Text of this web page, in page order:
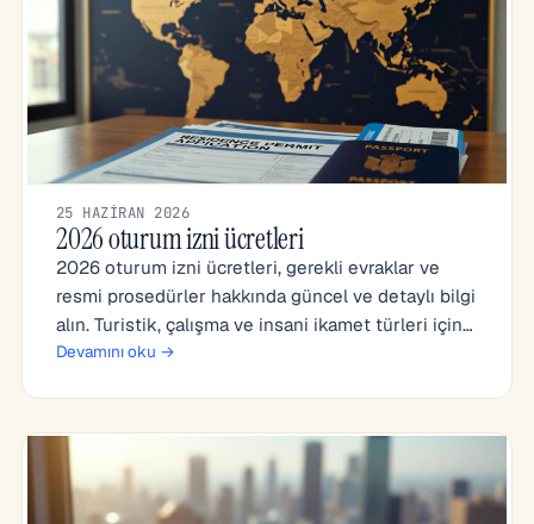
25 HAZIRAN 2026
2026 oturum izni ücretleri
2026 oturum izni ücretleri, gerekli evraklar ve
resmi prosedürler hakkında güncel ve detaylı bilgi
alın. Turistik, çalışma ve insani ikamet türleri için…
Devamını oku →